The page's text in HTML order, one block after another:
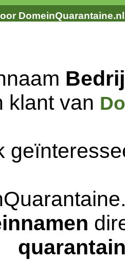
DomeinQuarantaine.nl
klant van